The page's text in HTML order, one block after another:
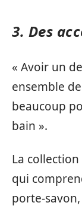
3. Des
« Avoir un
ensemble
beaucoup
bain ».
La
qui
porte-